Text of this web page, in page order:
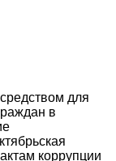
для
в
коррупции